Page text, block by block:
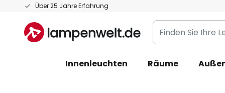
Über 25 Jahre Erfahrung
Zum
springen
Finden
Sie
Leuchte...
Innenleuchten Räume